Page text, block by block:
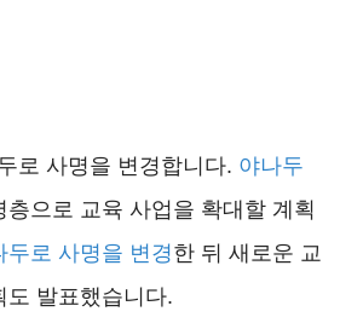
로 사명을 변경합니다. 야나두
으로 교육 사업을 확대할 계획
두로 사명을 변경한 뒤 새로운 교
도 발표했습니다.